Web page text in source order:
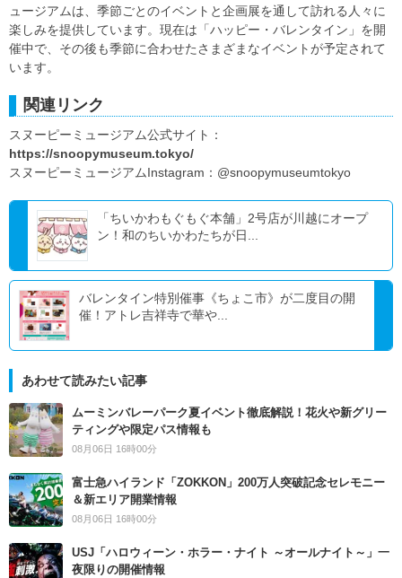
ュージアムは、季節ごとのイベントと企画展を通して訪れる人々に
楽しみを提供しています。現在は「ハッピー・バレンタイン」を開
催中で、その後も季節に合わせたさまざまなイベントが予定されて
います。
関連リンク
スヌーピーミュージアム公式サイト：
https://snoopymuseum.tokyo/
スヌーピーミュージアムInstagram：@snoopymuseumtokyo
「ちいかわもぐもぐ本舗」2号店が川越にオープ
ン！和のちいかわたちが日...
バレンタイン特別催事《ちょこ市》が二度目の開
催！アトレ吉祥寺で華や...
あわせて読みたい記事
ムーミンバレーパーク夏イベント徹底解説！花火や新グリー
ティングや限定パス情報も
08月06日 16時00分
富士急ハイランド「ZOKKON」200万人突破記念セレモニー
＆新エリア開業情報
08月06日 16時00分
USJ「ハロウィーン・ホラー・ナイト ～オールナイト～」一
夜限りの開催情報